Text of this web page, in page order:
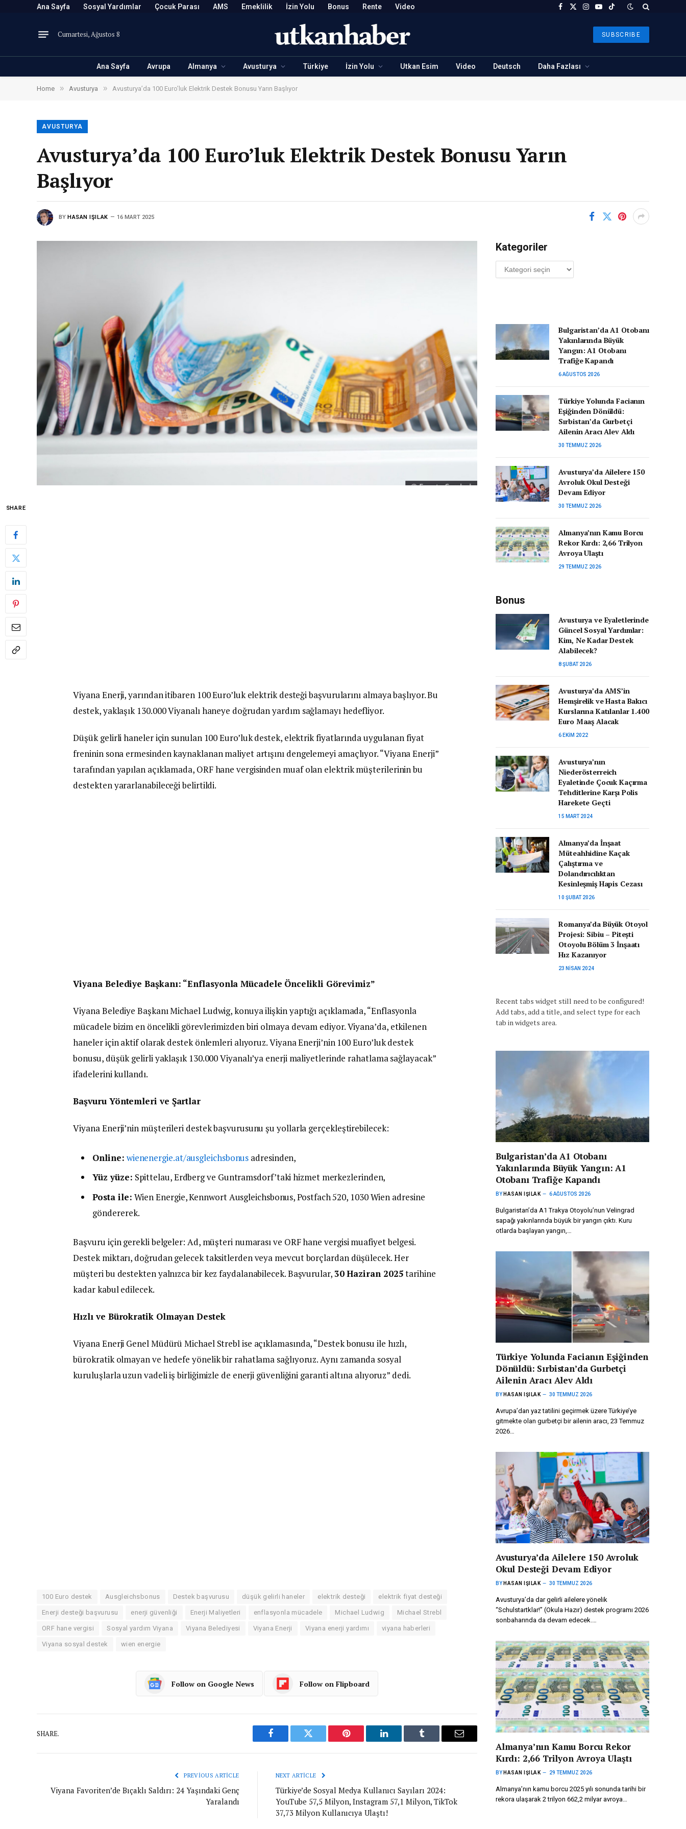
Ana Sayfa Sosyal Yardımlar Çocuk Parası AMS Emeklilik İzin Yolu Bonus Rente Video Facebook
X
Instagram
YouTubeTikTok
Cumartesi, Ağustos 8 SUBSCRIBE
Ana Sayfa Avrupa Almanya Avusturya Türkiye İzin Yolu Utkan Esim Video Deutsch Daha Fazlası
Home » Avusturya » Avusturya’da 100 Euro’luk Elektrik Destek Bonusu Yarın Başlıyor
AVUSTURYA
Avusturya’da 100 Euro’luk Elektrik Destek Bonusu Yarın
Başlıyor
BY HASAN IŞILAK 16 MART 2025
SHARE
Viyana Enerji, yarından itibaren 100 Euro’luk elektrik desteği başvurularını almaya başlıyor. Bu
destek, yaklaşık 130.000 Viyanalı haneye doğrudan yardım sağlamayı hedefliyor.
Düşük gelirli haneler için sunulan 100 Euro’luk destek, elektrik fiyatlarında uygulanan fiyat
freninin sona ermesinden kaynaklanan maliyet artışını dengelemeyi amaçlıyor. “Viyana Enerji”
tarafından yapılan açıklamada, ORF hane vergisinden muaf olan elektrik müşterilerinin bu
destekten yararlanabileceği belirtildi.
Viyana Belediye Başkanı: “Enflasyonla Mücadele Öncelikli Görevimiz”
Viyana Belediye Başkanı Michael Ludwig, konuya ilişkin yaptığı açıklamada, “Enflasyonla
mücadele bizim en öncelikli görevlerimizden biri olmaya devam ediyor. Viyana’da, etkilenen
haneler için aktif olarak destek önlemleri alıyoruz. Viyana Enerji’nin 100 Euro’luk destek
bonusu, düşük gelirli yaklaşık 130.000 Viyanalı’ya enerji maliyetlerinde rahatlama sağlayacak”
ifadelerini kullandı.
Başvuru Yöntemleri ve Şartlar
Viyana Enerji’nin müşterileri destek başvurusunu şu yollarla gerçekleştirebilecek:
Online: wienenergie.at/ausgleichsbonus adresinden,
Yüz yüze: Spittelau, Erdberg ve Guntramsdorf’taki hizmet merkezlerinden,
Posta ile: Wien Energie, Kennwort Ausgleichsbonus, Postfach 520, 1030 Wien adresine
göndererek.
Başvuru için gerekli belgeler: Ad, müşteri numarası ve ORF hane vergisi muafiyet belgesi.
Destek miktarı, doğrudan gelecek taksitlerden veya mevcut borçlardan düşülecek. Her
müşteri bu destekten yalnızca bir kez faydalanabilecek. Başvurular,30 Haziran 2025tarihine
kadar kabul edilecek.
Hızlı ve Bürokratik Olmayan Destek
Viyana Enerji Genel Müdürü Michael Strebl ise açıklamasında, “Destek bonusu ile hızlı,
bürokratik olmayan ve hedefe yönelik bir rahatlama sağlıyoruz. Aynı zamanda sosyal
kuruluşlarla uzun vadeli iş birliğimizle de enerji güvenliğini garanti altına alıyoruz” dedi.
100 Euro destek Ausgleichsbonus Destek başvurusu düşük gelirli haneler elektrik desteği elektrik fiyat desteği
Enerji desteği başvurusu enerji güvenliği Enerji Maliyetleri enflasyonla mücadele Michael Ludwig Michael Strebl
ORF hane vergisi Sosyal yardım Viyana Viyana Belediyesi Viyana Enerji Viyana enerji yardımı viyana haberleri
Viyana sosyal destek wien energie
Follow on Google News Follow on Flipboard
SHARE.
Facebook Twitter Pinterest LinkedIn Tumblr Email
PREVIOUS ARTICLE
Viyana Favoriten’de Bıçaklı Saldırı: 24 Yaşındaki Genç
Yaralandı
NEXT ARTICLE
Türkiye’de Sosyal Medya Kullanıcı Sayıları 2024:
YouTube 57,5 Milyon, Instagram 57,1 Milyon, TikTok
37,73 Milyon Kullanıcıya Ulaştı!
Kategoriler
Kategoriler
Bulgaristan’da A1 Otobanı
Yakınlarında Büyük
Yangın: A1 Otobanı
Trafiğe Kapandı
6 AĞUSTOS 2026
Türkiye Yolunda Facianın
Eşiğinden Dönüldü:
Sırbistan’da Gurbetçi
Ailenin Aracı Alev Aldı
30 TEMMUZ 2026
Avusturya’da Ailelere 150
Avroluk Okul Desteği
Devam Ediyor
30 TEMMUZ 2026
Almanya’nın Kamu Borcu
Rekor Kırdı: 2,66 Trilyon
Avroya Ulaştı
29 TEMMUZ 2026
Bonus
Avusturya ve Eyaletlerinde
Güncel Sosyal Yardımlar:
Kim, Ne Kadar Destek
Alabilecek?
8 ŞUBAT 2026
Avusturya’da AMS’in
Hemşirelik ve Hasta Bakıcı
Kurslarına Katılanlar 1.400
Euro Maaş Alacak
6 EKIM 2022
Avusturya’nın
Niederösterreich
Eyaletinde Çocuk Kaçırma
Tehditlerine Karşı Polis
Harekete Geçti
15 MART 2024
Almanya’da İnşaat
Müteahhidine Kaçak
Çalıştırma ve
Dolandırıcılıktan
Kesinleşmiş Hapis Cezası
10 ŞUBAT 2026
Romanya’da Büyük Otoyol
Projesi: Sibiu – Pitești
Otoyolu Bölüm 3 İnşaatı
Hız Kazanıyor
23 NISAN 2024
Recent tabs widget still need to be configured!
Add tabs, add a title, and select type for each
tab in widgets area.
Bulgaristan’da A1 Otobanı
Yakınlarında Büyük Yangın: A1
Otobanı Trafiğe Kapandı
BY HASAN IŞILAK 6 AĞUSTOS 2026
Bulgaristan’da A1 Trakya Otoyolu’nun Velingrad
sapağı yakınlarında büyük bir yangın çıktı. Kuru
otlarda başlayan yangın,…
Türkiye Yolunda Facianın Eşiğinden
Dönüldü: Sırbistan’da Gurbetçi
Ailenin Aracı Alev Aldı
BY HASAN IŞILAK 30 TEMMUZ 2026
Avrupa’dan yaz tatilini geçirmek üzere Türkiye’ye
gitmekte olan gurbetçi bir ailenin aracı, 23 Temmuz
2026…
Avusturya’da Ailelere 150 Avroluk
Okul Desteği Devam Ediyor
BY HASAN IŞILAK 30 TEMMUZ 2026
Avusturya’da dar gelirli ailelere yönelik
“Schulstartklar!” (Okula Hazır) destek programı 2026
sonbaharında da devam edecek.…
Almanya’nın Kamu Borcu Rekor
Kırdı: 2,66 Trilyon Avroya Ulaştı
BY HASAN IŞILAK 29 TEMMUZ 2026
Almanya’nın kamu borcu 2025 yılı sonunda tarihi bir
rekora ulaşarak 2 trilyon 662,2 milyar avroya…